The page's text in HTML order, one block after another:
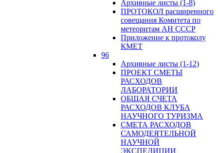
Архивные листы (1-8)
ПРОТОКОЛ расширенного
совещания Комитета по
метеоритам АН СССР
Приложение к протоколу
КМЕТ
96
Архивные листы (1-12)
ПРОЕКТ СМЕТЫ
РАСХОДОВ
ЛАБОРАТОРИИ
ОБЩАЯ СЧЕТА
РАСХОДОВ КЛУБА
НАУЧНОГО ТУРИЗМА
СМЕТА РАСХОДОВ
САМОДЕЯТЕЛЬНОЙ
НАУЧНОЙ
ЭКСПЕДИЦИИ